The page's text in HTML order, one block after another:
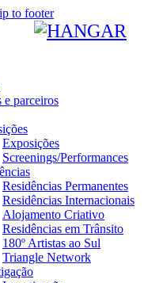
to footer
e parceiros
Exposições
Screenings/Performances
Residências Permanentes
Residências Internacionais
Alojamento Criativo
Residências em Trânsito
180º Artistas ao Sul
Triangle Network